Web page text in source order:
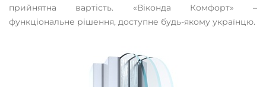
прийнятна вартість. «Віконда Комфорт» –
функціональне рішення, доступне будь-якому українцю.